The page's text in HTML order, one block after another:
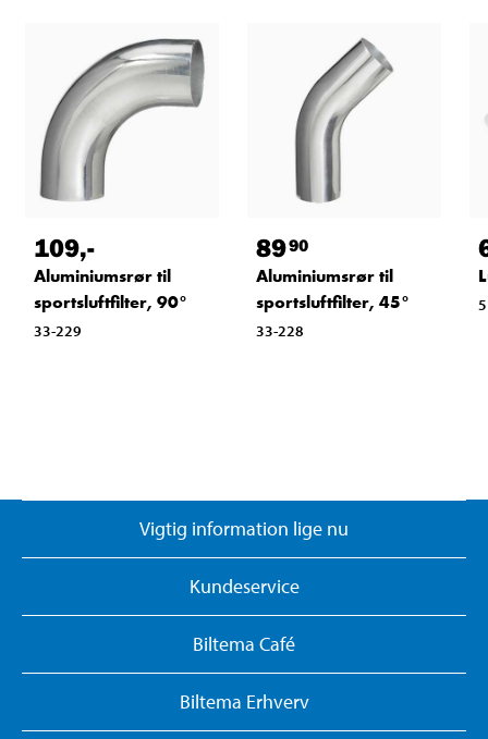
109,-
Aluminiumsrør til
sportsluftfilter, 90°
33-229
8990
Aluminiumsrør til
sportsluftfilter, 45°
33-228
Vigtig information lige nu
Kundeservice
Biltema Café
Biltema Erhverv